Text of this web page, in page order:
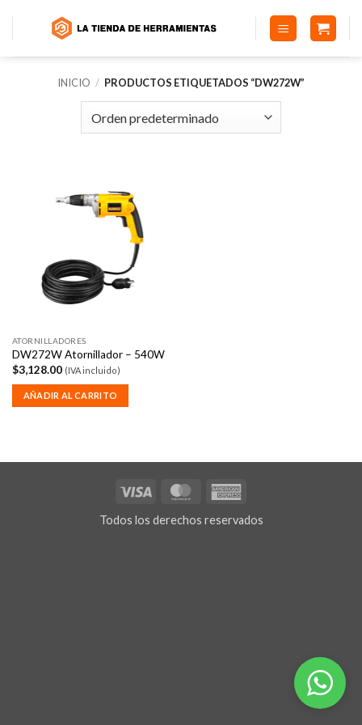
INICIO / PRODUCTOS ETIQUETADOS “DW272W”
ATORNILLADORES
DW272W Atornillador – 540W
$3,128.00 (IVA incluido)
AÑADIR AL CARRITO
Visa MasterCard
Todos los derechos reservados